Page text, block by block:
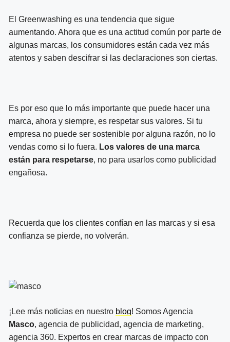
El Greenwashing es una tendencia que sigue
aumentando. Ahora que es una actitud común por parte de
algunas marcas, los consumidores están cada vez más
atentos y saben descifrar si las declaraciones son ciertas.
Es por eso que lo más importante que puede hacer una
marca, ahora y siempre, es respetar sus valores. Si tu
empresa no puede ser sostenible por alguna razón, no lo
vendas como si lo fuera. Los valores de una marca
están para respetarse, no para usarlos como publicidad
engañosa.
Recuerda que los clientes confían en las marcas y si esa
confianza se pierde, no volverán.
¡Lee más noticias en nuestro blog! Somos Agencia
Masco, agencia de publicidad, agencia de marketing,
agencia 360. Expertos en crear marcas de impacto con